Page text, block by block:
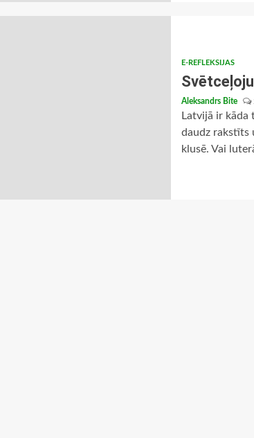
E-REFLEKSIJAS
Aleksandrs Bite
Latvijā ir kāda
daudz rakstīts
klusē. Vai